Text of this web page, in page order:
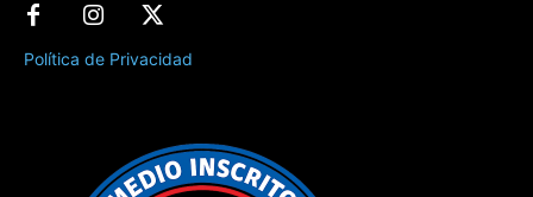
Política de Privacidad